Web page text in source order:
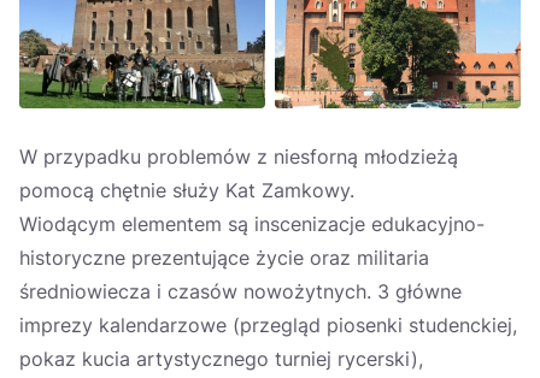
W przypadku problemów z niesforną młodzieżą
pomocą chętnie służy Kat Zamkowy.
Wiodącym elementem są inscenizacje edukacyjno-
historyczne prezentujące życie oraz militaria
średniowiecza i czasów nowożytnych. 3 główne
imprezy kalendarzowe (przegląd piosenki studenckiej,
pokaz kucia artystycznego turniej rycerski),